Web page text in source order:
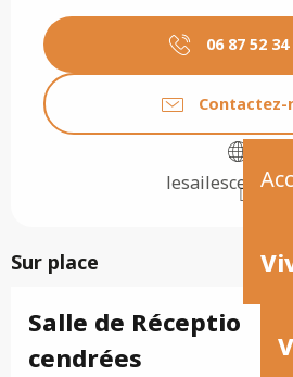
06 87 52 34
Contactez-
Sur place
Salle de Réception
cendrées